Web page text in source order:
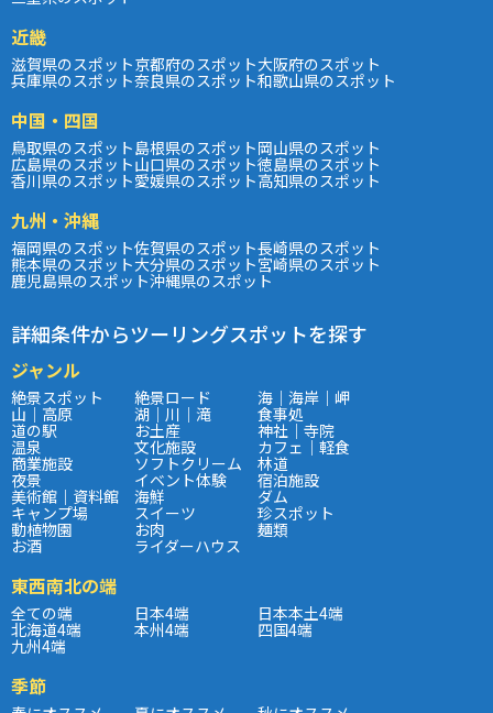
近畿
滋賀県のスポット京都府のスポット大阪府のスポット
兵庫県のスポット奈良県のスポット和歌山県のスポット
中国・四国
鳥取県のスポット島根県のスポット岡山県のスポット
広島県のスポット山口県のスポット徳島県のスポット
香川県のスポット愛媛県のスポット高知県のスポット
九州・沖縄
福岡県のスポット佐賀県のスポット長崎県のスポット
熊本県のスポット大分県のスポット宮崎県のスポット
鹿児島県のスポット沖縄県のスポット
詳細条件からツーリングスポットを探す
ジャンル
絶景スポット 絶景ロード 海｜海岸｜岬
山｜高原 湖｜川｜滝 食事処
道の駅 お土産 神社｜寺院
温泉 文化施設 カフェ｜軽食
商業施設 ソフトクリーム 林道
夜景 イベント体験 宿泊施設
美術館｜資料館 海鮮 ダム
キャンプ場 スイーツ 珍スポット
動植物園 お肉 麺類
お酒 ライダーハウス
東西南北の端
全ての端 日本4端 日本本土4端
北海道4端 本州4端 四国4端
九州4端
季節